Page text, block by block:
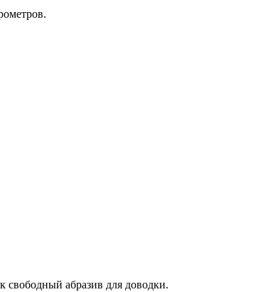
свободный абразив для доводки.